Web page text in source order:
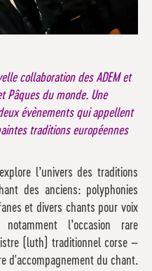
collaboration des ADEM et
Pâques du monde. Une
évènements qui appellent
traditions européennes
l’univers des traditions
des anciens: polyphonies
et divers chants pour voix
l’occasion rare
(luth) traditionnel corse –
d'accompagnement du chant.